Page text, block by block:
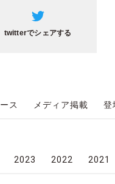
twitterでシェアする
ス メディア掲載 登
2023 2022 2021